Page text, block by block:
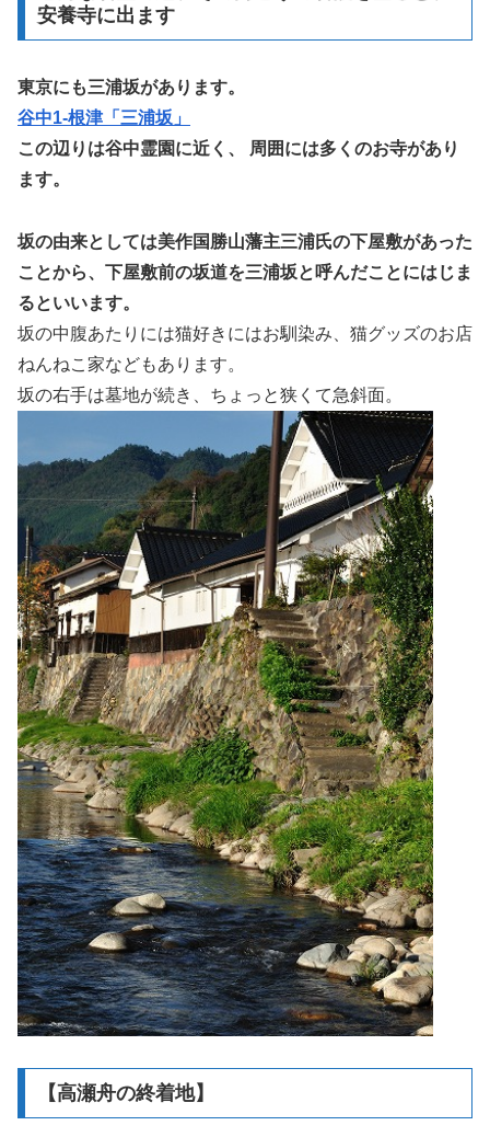
安養寺に出ます
東京にも三浦坂があります。
谷中1-根津「三浦坂」
この辺りは谷中霊園に近く、 周囲には多くのお寺があり
ます。
坂の由来としては美作国勝山藩主三浦氏の下屋敷があった
ことから、下屋敷前の坂道を三浦坂と呼んだことにはじま
るといいます。
坂の中腹あたりには猫好きにはお馴染み、猫グッズのお店
ねんねこ家などもあります。
坂の右手は墓地が続き、ちょっと狭くて急斜面。
【高瀬舟の終着地】